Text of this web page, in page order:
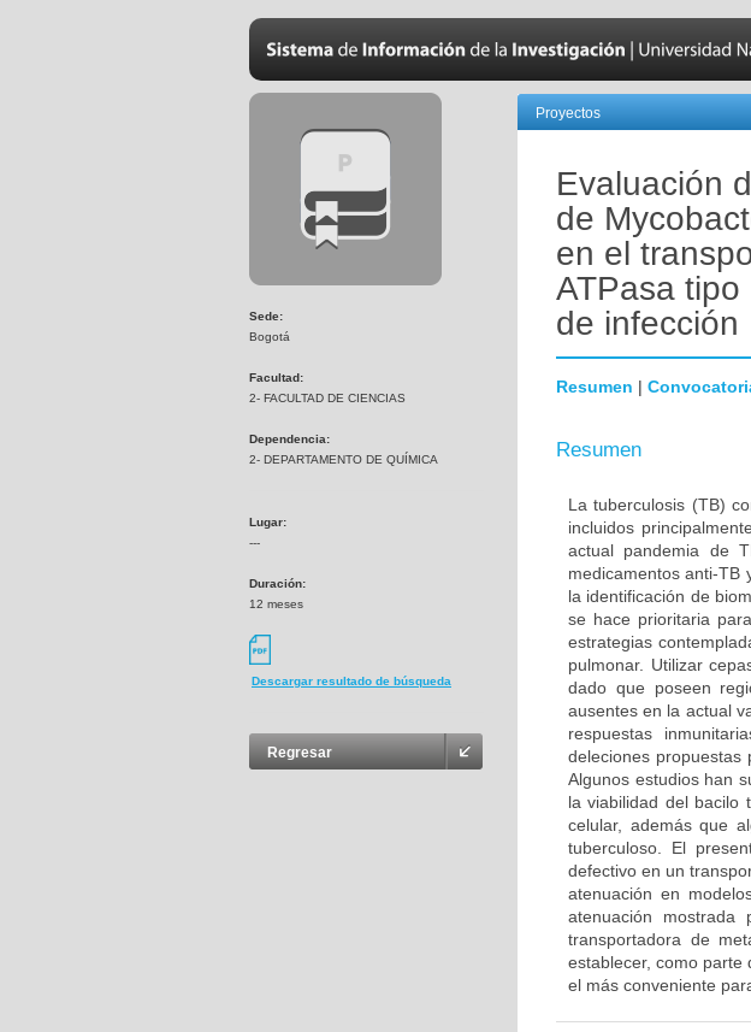
Sede:
Bogotá
Facultad:
2- FACULTAD DE CIENCIAS
Dependencia:
2- DEPARTAMENTO DE QUÍMICA
Lugar:
---
Duración:
12 meses
Descargar resultado de búsqueda
Regresar
Proyectos
Evaluación
de
en el
ATPasa tipo
de infección
Resumen |
Resumen
La tuberculosis (TB)
incluidos
actual pandemia de
medicamentos anti-TB
la identificación de
se hace prioritaria
estrategias
pulmonar. Utilizar
dado que poseen
ausentes en la actual
respuestas
deleciones propuestas
Algunos estudios han
la viabilidad del bacilo
celular, además que
tuberculoso. El
defectivo en un
atenuación en
atenuación
transportadora de
establecer, como parte
el más conveniente